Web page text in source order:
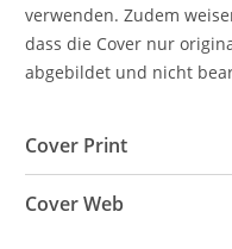
verwenden. Zudem
dass die Cover nur
abgebildet und nicht
Cover Print
Cover Web